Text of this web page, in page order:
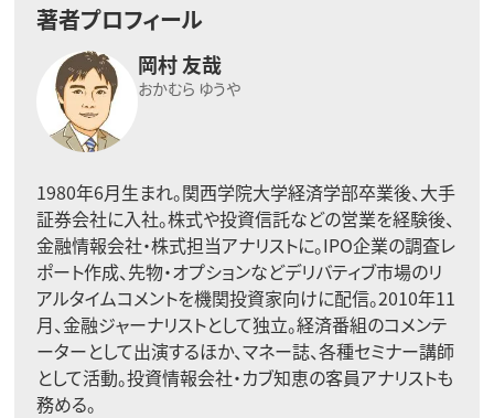
著者プロフィール
岡村 友哉
おかむら ゆうや
1980年6月生まれ。関西学院大学経済学部卒業後、大手
証券会社に入社。株式や投資信託などの営業を経験後、
金融情報会社・株式担当アナリストに。IPO企業の調査レ
ポート作成、先物・オプションなどデリバティブ市場のリ
アルタイムコメントを機関投資家向けに配信。2010年11
月、金融ジャーナリストとして独立。経済番組のコメンテ
ーターとして出演するほか、マネー誌、各種セミナー講師
として活動。投資情報会社・カブ知恵の客員アナリストも
務める。